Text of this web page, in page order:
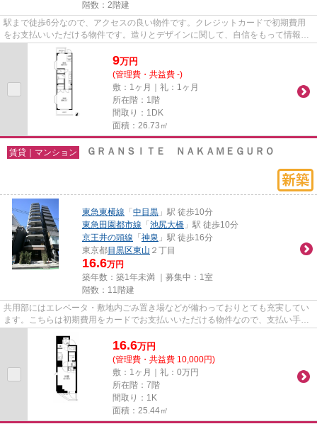
階数：2階建
駅まで徒歩6分なので、アクセスの良い物件です。クレジットカードで初期費用
をお支払いいただける物件です。造りとデザインに関して、自信をもって情報を
提供できるマンションです。眺...
9万円
(管理費・共益費 -)
敷：1ヶ月｜礼：1ヶ月
所在階：1階
間取り：1DK
面積：26.73㎡
賃貸｜マンション ＧＲＡＮＳＩＴＥ ＮＡＫＡＭＥＧＵＲＯ
東急東横線 「中目黒 」駅 徒歩10分
東急田園都市線 「池尻大橋 」駅 徒歩10分
京王井の頭線 「神泉 」駅 徒歩16分
東京都目黒区東山 ２丁目
16.6万円
築年数：築1年未満 ｜募集中： 1室
階数：11階建
共用部にはエレベータ・敷地内ごみ置き場などが備わっておりとても充実してい
ます。こちらは初期費用をカードでお支払いいただける物件なので、支払い手続
きの手間が省けます。利便性...
16.6万円
(管理費・共益費 10,000円)
敷：1ヶ月｜礼：0万円
所在階：7階
間取り：1K
面積：25.44㎡